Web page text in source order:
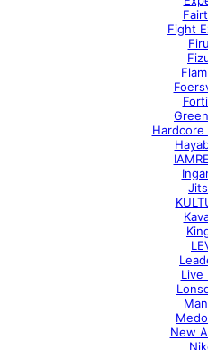
Fight
Hardcore
Live
New